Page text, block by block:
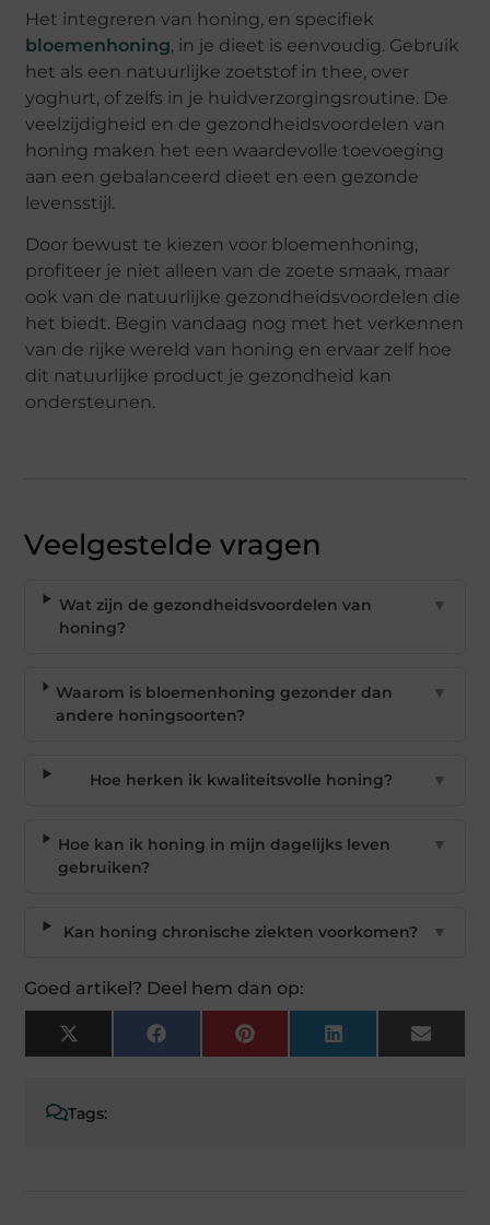
Het integreren van honing, en specifiek
bloemenhoning, in je dieet is eenvoudig. Gebruik
het als een natuurlijke zoetstof in thee, over
yoghurt, of zelfs in je huidverzorgingsroutine. De
veelzijdigheid en de gezondheidsvoordelen van
honing maken het een waardevolle toevoeging
aan een gebalanceerd dieet en een gezonde
levensstijl.
Door bewust te kiezen voor bloemenhoning,
profiteer je niet alleen van de zoete smaak, maar
ook van de natuurlijke gezondheidsvoordelen die
het biedt. Begin vandaag nog met het verkennen
van de rijke wereld van honing en ervaar zelf hoe
dit natuurlijke product je gezondheid kan
ondersteunen.
Veelgestelde vragen
Wat zijn de gezondheidsvoordelen van
honing?
▼
Waarom is bloemenhoning gezonder dan
andere honingsoorten?
▼
Hoe herken ik kwaliteitsvolle honing? ▼
Hoe kan ik honing in mijn dagelijks leven
gebruiken?
▼
Kan honing chronische ziekten voorkomen? ▼
Goed artikel? Deel hem dan op:
X
(Twitter)
Facebook Pinterest LinkedIn Email
Tags: